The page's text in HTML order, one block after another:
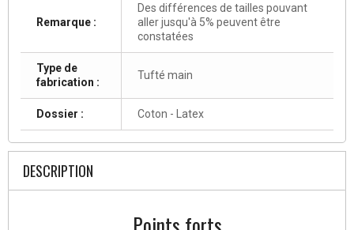
Remarque :
Des différences de tailles pouvant
aller jusqu'à 5% peuvent être
constatées
Type de
fabrication :
Tufté main
Dossier : Coton - Latex
DESCRIPTION